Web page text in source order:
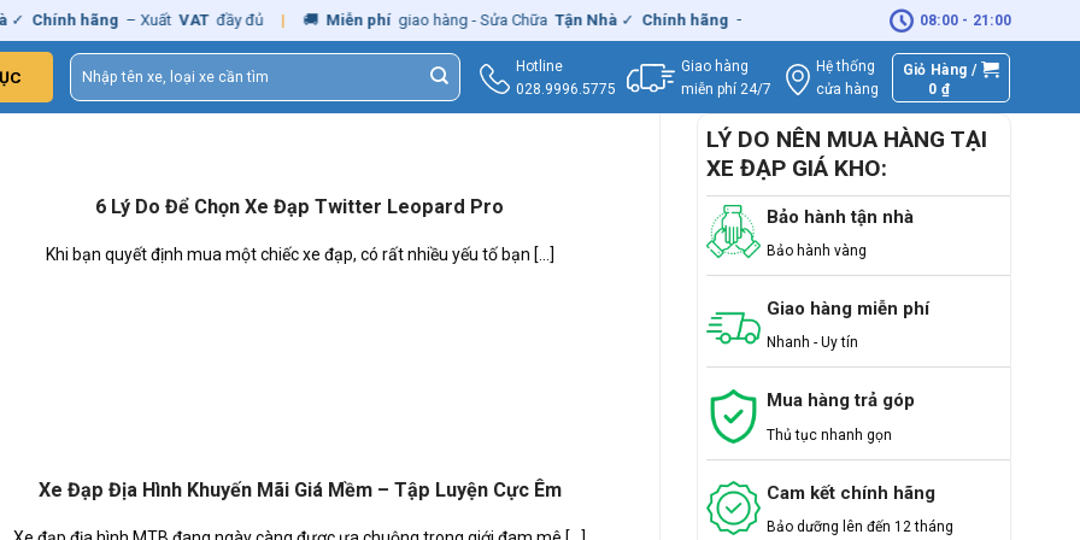
Chính hãng – Xuất VAT đầy đủ | 🚚 Miễn phí giao hàng - Sửa Chữa Tận Nhà ✓ Chính hãng – Xuất 🚚 Miễn phí giao hàng -
08:00 - 21:00
Tìm
kiếm:
Hotline
028.9996.5775
Giao hàng
miễn phí 24/7
Hệ thống
cửa hàng
Giỏ Hàng /
0₫
6 Lý Do Để Chọn Xe Đạp Twitter Leopard Pro
Khi bạn quyết định mua một chiếc xe đạp, có rất nhiều yếu tố bạn [...]
Xe Đạp Địa Hình Khuyến Mãi Giá Mềm – Tập Luyện Cực Êm
LÝ DO NÊN MUA HÀNG TẠI
XE ĐẠP GIÁ KHO:
Bảo hành tận nhà
Bảo hành vàng
Giao hàng miễn phí
Nhanh - Uy tín
Mua hàng trả góp
Thủ tục nhanh gọn
Cam kết chính hãng
Bảo dưỡng lên đến 12 tháng